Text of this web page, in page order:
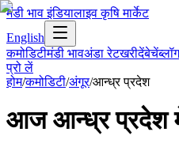
मंडी भाव इंडियालाइव कृषि मार्केट
English
कमोडिटीमंडी भावअंडा रेटखरीदेंबेचेंब्लॉग
प्रो लें
होम/कमोडिटी/अंगूर/आन्ध्र प्रदेश
आजआन्ध्र प्रदेश